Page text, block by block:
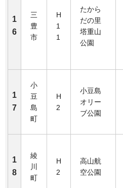
1
6
三
豊
市
H
1
1
たから
だの里
塔重山
公園
1
7
小
豆
島
町
H
2
小豆島
オリー
ブ公園
1
8
綾
川
町
H
2
高山航
空公園